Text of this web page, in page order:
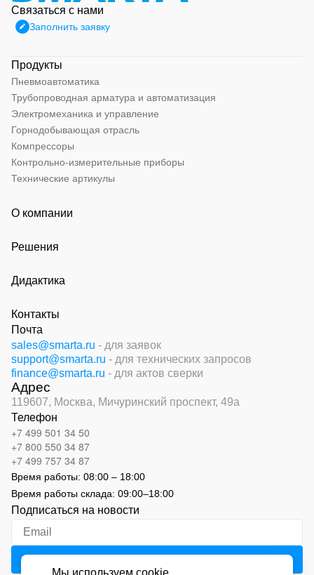
Связаться с нами
Заполнить заявку
Продукты
Пневмоавтоматика
Трубопроводная арматура и автоматизация
Электромеханика и управление
Горнодобывающая отрасль
Компрессоры
Контрольно-измерительные приборы
Технические артикулы
О компании
Решения
Дидактика
Контакты
Почта
sales@smarta.ru - для заявок
support@smarta.ru - для технических запросов
finance@smarta.ru - для актов сверки
Адрес
119607, Москва, Мичуринский проспект, 49а
Телефон
+7 499 501 34 50
+7 800 550 34 87
+7 499 757 34 87
Время работы: 08:00 – 18:00
Время работы склада: 09:00–18:00
Подписаться на новости
Мы используем cookie